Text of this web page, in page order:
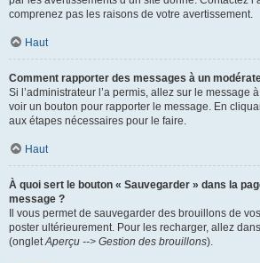
comprenez pas les raisons de votre avertissement.
Haut
Comment rapporter des messages à un
Si l’administrateur l’a permis, allez sur le message
voir un bouton pour rapporter le message. En
aux étapes nécessaires pour le faire.
Haut
À quoi sert le bouton « Sauvegarder » dans la
message ?
Il vous permet de sauvegarder des brouillons de
poster ultérieurement. Pour les recharger, allez
(ongletAperçu --> Gestion des brouillons).